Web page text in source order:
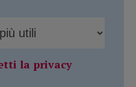
la privacy